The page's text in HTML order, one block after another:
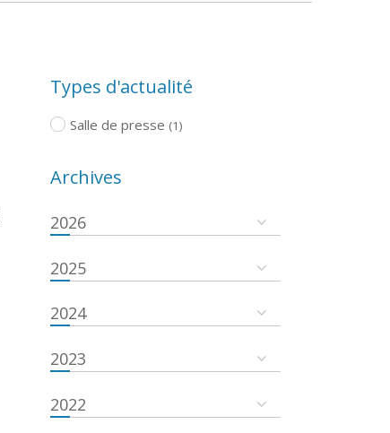
Types d'actualité
Salle de presse (1)
Archives
2026
2025
2024
2023
2022